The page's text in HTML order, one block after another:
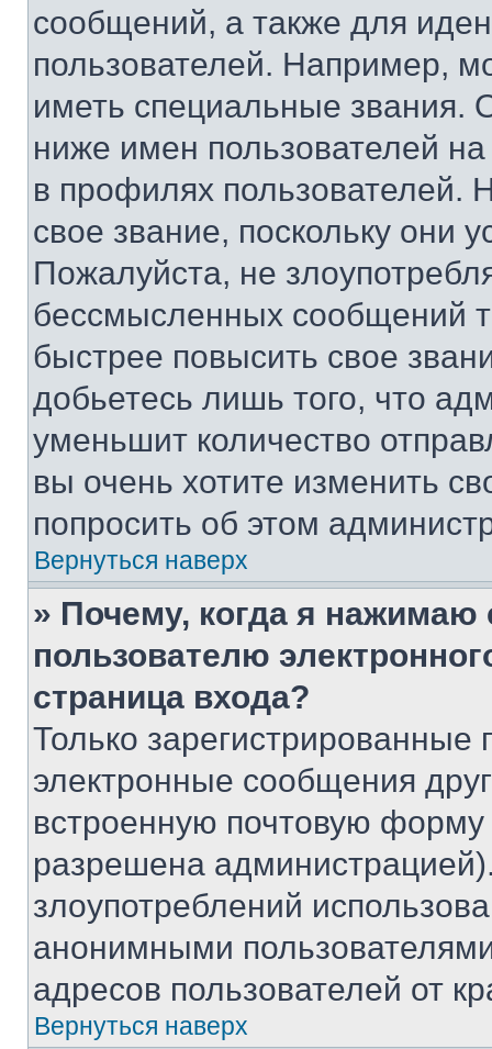
сообщений, а также для
пользователей. Например,
иметь специальные звания.
ниже имен пользователей
в профилях
свое звание, поскольку они
Пожалуйста, не
бессмысленных сообщений
быстрее повысить свое
добьетесь лишь того, что
уменьшит количество
вы очень хотите изменить
попросить об этом
Вернуться наверх
» Почему, когда я нажимаю
пользователю
страница входа?
Только зарегистрированные
электронные сообщения
встроенную почтовую
разрешена
злоупотреблений
анонимными
адресов пользователей от
Вернуться наверх